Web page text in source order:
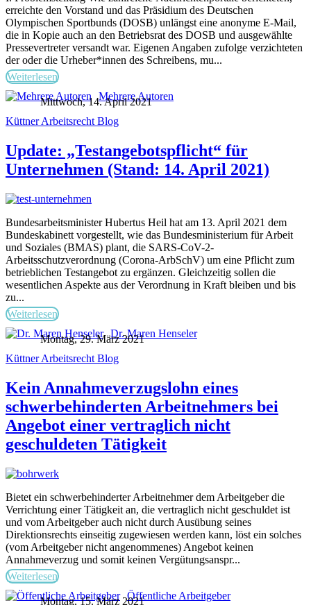
erreichte den Vorstand und das Präsidium des Deutschen
Olympischen Sportbunds (DOSB) unlängst eine anonyme E-Mail,
die in Kopie auch an den Betriebsrat des DOSB und ausgewählte
Pressevertreter versandt war. Eigenen Angaben zufolge verzichteten
der oder die Urheber*innen des Schreibens, mu...
Weiterlesen
Mehrere Autoren
Mittwoch, 14. April 2021
Küttner Arbeitsrecht Blog
Update: „Testangebotspflicht“ für
Unternehmen (Stand: 14. April 2021)
Bundesarbeitsminister Hubertus Heil hat am 13. April 2021 dem
Bundeskabinett vorgestellt, wie das Bundesministerium für Arbeit
und Soziales (BMAS) plant, die SARS-CoV-2-
Arbeitsschutzverordnung (Corona-ArbSchV) um eine Pflicht zum
betrieblichen Testangebot zu ergänzen. Gleichzeitig sollen die
wesentlichen Aspekte aus der Verordnung in Kraft bleiben und bis
zu...
Weiterlesen
Dr. Maren Henseler
Montag, 29. März 2021
Küttner Arbeitsrecht Blog
Kein Annahmeverzugslohn eines
schwerbehinderten Arbeitnehmers bei
Angebot einer vertraglich nicht
geschuldeten Tätigkeit
Bietet ein schwerbehinderter Arbeitnehmer dem Arbeitgeber die
Verrichtung einer Tätigkeit an, die vertraglich nicht geschuldet ist
und vom Arbeitgeber auch nicht durch Ausübung seines
Direktionsrechts einseitig zugewiesen werden kann, löst ein solches
(vom Arbeitgeber nicht angenommenes) Angebot keinen
Annahmeverzug und somit keinen Vergütungsanspr...
Weiterlesen
Öffentliche Arbeitgeber
Montag, 15. März 2021